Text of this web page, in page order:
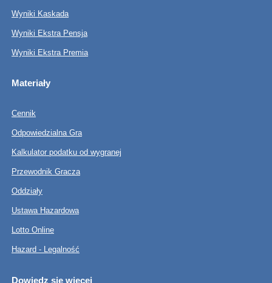
Wyniki Kaskada
Wyniki Ekstra Pensja
Wyniki Ekstra Premia
Materiały
Cennik
Odpowiedzialna Gra
Kalkulator podatku od wygranej
Przewodnik Gracza
Oddziały
Ustawa Hazardowa
Lotto Online
Hazard - Legalność
Dowiedz się więcej